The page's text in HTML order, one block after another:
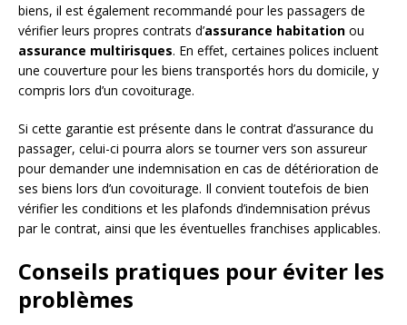
biens, il est également recommandé pour les passagers de
vérifier leurs propres contrats d’assurance habitation ou
assurance multirisques. En effet, certaines polices incluent
une couverture pour les biens transportés hors du domicile, y
compris lors d’un covoiturage.
Si cette garantie est présente dans le contrat d’assurance du
passager, celui-ci pourra alors se tourner vers son assureur
pour demander une indemnisation en cas de détérioration de
ses biens lors d’un covoiturage. Il convient toutefois de bien
vérifier les conditions et les plafonds d’indemnisation prévus
par le contrat, ainsi que les éventuelles franchises applicables.
Conseils pratiques pour éviter les
problèmes